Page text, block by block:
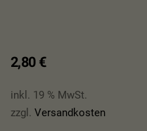
2,80 €
inkl. 19 % MwSt.
zzgl. Versandkosten